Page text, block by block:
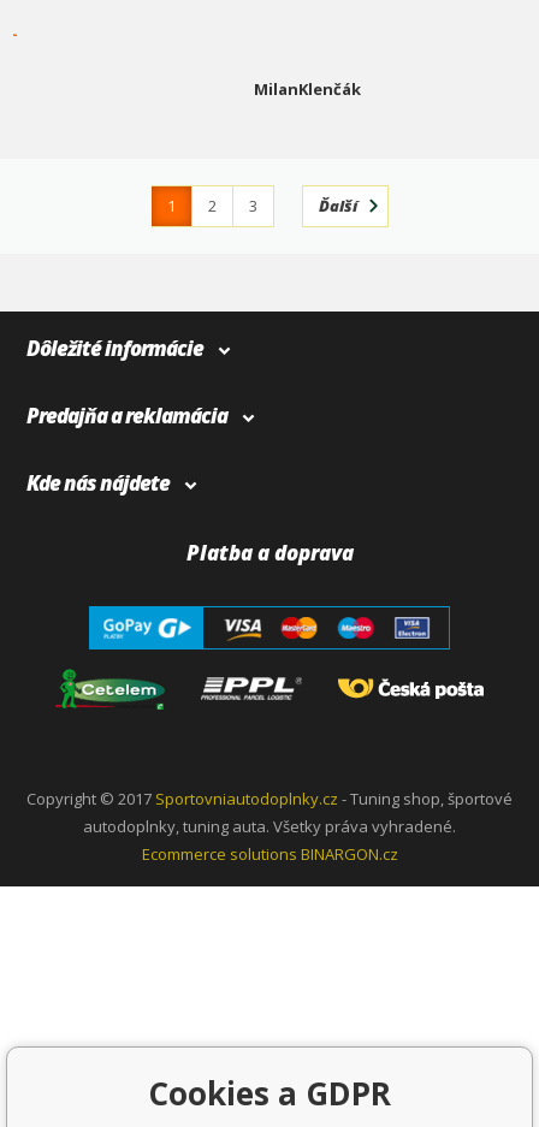
-
MilanKlenčák
1 2
3
Ďalší
Dôležité informácie
Predajňa a reklamácia
Kde nás nájdete
Platba a doprava
Copyright © 2017 Sportovniautodoplnky.cz - Tuning shop, športové
autodoplnky, tuning auta. Všetky práva vyhradené.
Ecommerce solutions BINARGON.cz
Cookies a GDPR